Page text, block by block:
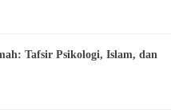
Tafsir Psikologi, Islam, dan